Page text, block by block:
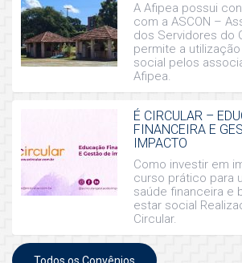
A Afipea possui
com a ASCON –
dos Servidores do
permite a
social pelos
Afipea.
É CIRCULAR –
FINANCEIRA E
IMPACTO
Como investir em
curso prático para
saúde financeira e
estar social
Circular.